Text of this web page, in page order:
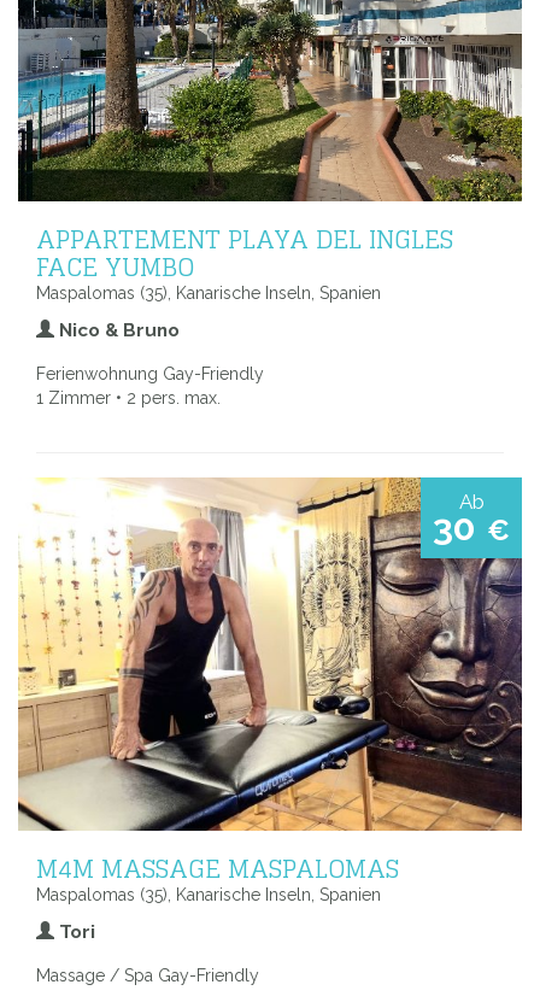
APPARTEMENT PLAYA DEL INGLES
FACE YUMBO
Maspalomas (35), Kanarische Inseln, Spanien
Nico & Bruno
Ferienwohnung Gay-Friendly
1 Zimmer • 2 pers. max.
Ab
30 €
M4M MASSAGE MASPALOMAS
Maspalomas (35), Kanarische Inseln, Spanien
Tori
Massage / Spa Gay-Friendly